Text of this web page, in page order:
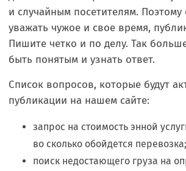
и случайным посетителям. Поэтому
уважать чужое и свое время,
Пишите четко и по делу. Так
быть понятым и узнать ответ.
Список вопросов, которые будут
публикации на нашем сайте:
запрос на стоимость энной
во сколько обойдется перевозка;
поиск недостающего груза на